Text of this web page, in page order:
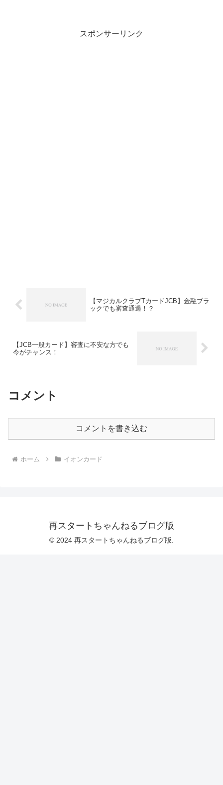
スポンサーリンク
【マジカルクラブTカードJCB】金融ブラ
ックでも審査通過！？
【JCB一般カード】審査に不安な方でも
今がチャンス！
コメント
コメントを書き込む
ホーム イオンカード
再スタートちゃんねるブログ版
© 2024 再スタートちゃんねるブログ版.